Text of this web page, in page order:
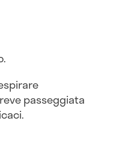
passeggiata